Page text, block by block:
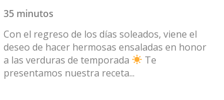
35 minutos
Con el regreso de los días soleados, viene el
deseo de hacer hermosas ensaladas en honor
a las verduras de temporada
Te
presentamos nuestra receta...